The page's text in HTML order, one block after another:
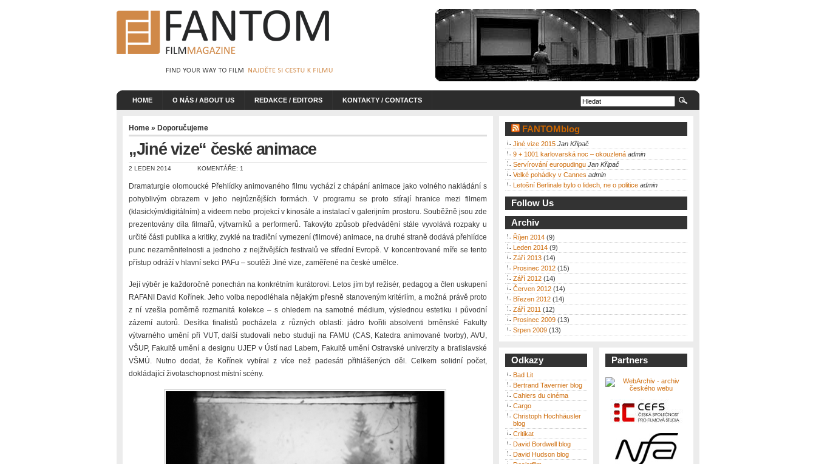
HOME O NÁS / ABOUT US REDAKCE / EDITORS KONTAKTY / CONTACTS
Home » Doporučujeme
„Jiné vize“ české animace
2 LEDEN 2014 KOMENTÁŘE: 1
Dramaturgie olomoucké Přehlídky animovaného filmu vychází z chápání animace jako volného nakládání s
pohyblivým obrazem v jeho nejrůznějších formách. V programu se proto stírají hranice mezi filmem
(klasickým/digitálním) a videem nebo projekcí v kinosále a instalací v galerijním prostoru. Souběžně jsou zde
prezentovány díla filmařů, výtvarníků a performerů. Takovýto způsob předvádění stále vyvolává rozpaky u
určité části publika a kritiky, zvyklé na tradiční vymezení (filmové) animace, na druhé straně dodává přehlídce
punc nezaměnitelnosti a jednoho z nejživějších festivalů ve střední Evropě. V koncentrované míře se tento
přístup odráží v hlavní sekci PAFu – soutěži Jiné vize, zaměřené na české umělce.
Její výběr je každoročně ponechán na konkrétním kurátorovi. Letos jím byl režisér, pedagog a člen uskupení
RAFANI David Kořínek. Jeho volba nepodléhala nějakým přesně stanoveným kritériím, a možná právě proto
z ní vzešla poměrně rozmanitá kolekce – s ohledem na samotné médium, výslednou estetiku i původní
zázemí autorů. Desítka finalistů pocházela z různých oblastí: jádro tvořili absolventi brněnské Fakulty
výtvarného umění při VUT, další studovali nebo studují na FAMU (CAS, Katedra animované tvorby), AVU,
VŠUP, Fakultě umění a designu UJEP v Ústí nad Labem, Fakultě umění Ostravské univerzity a bratislavské
VŠMÚ. Nutno dodat, že Kořínek vybíral z více než padesáti přihlášených děl. Celkem solidní počet,
dokládající životaschopnost místní scény.
FANTOMblog
Jiné vize 2015 Jan Křipač
9 + 1001 karlovarská noc – okouzlená admin
Servírování europudingu Jan Křipač
Velké pohádky v Cannes admin
Letošní Berlinale bylo o lidech, ne o politice admin
Follow Us
Archiv
Říjen 2014 (9)
Leden 2014 (9)
Září 2013 (14)
Prosinec 2012 (15)
Září 2012 (14)
Červen 2012 (14)
Březen 2012 (14)
Září 2011 (12)
Prosinec 2009 (13)
Srpen 2009 (13)
Odkazy
Bad Lit
Bertrand Tavernier blog
Cahiers du cinéma
Cargo
Christoph Hochhäusler
blog
Critikat
David Bordwell blog
David Hudson blog
Partners